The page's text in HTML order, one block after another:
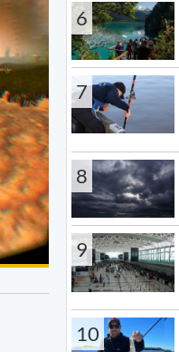
6
7
8
9
10